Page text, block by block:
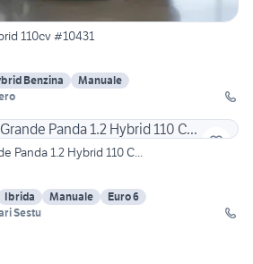
110cv #10431
Benzina
Manuale
Panda 1.2 Hybrid 110 C...
Ibrida Manuale
Euro 6
Sestu